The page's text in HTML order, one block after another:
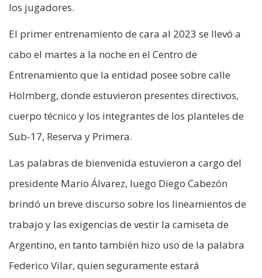
los jugadores.
El primer entrenamiento de cara al 2023 se llevó a
cabo el martes a la noche en el Centro de
Entrenamiento que la entidad posee sobre calle
Holmberg, donde estuvieron presentes directivos,
cuerpo técnico y los integrantes de los planteles de
Sub-17, Reserva y Primera.
Las palabras de bienvenida estuvieron a cargo del
presidente Mario Álvarez, luego Diego Cabezón
brindó un breve discurso sobre los lineamientos de
trabajo y las exigencias de vestir la camiseta de
Argentino, en tanto también hizo uso de la palabra
Federico Vilar, quien seguramente estará